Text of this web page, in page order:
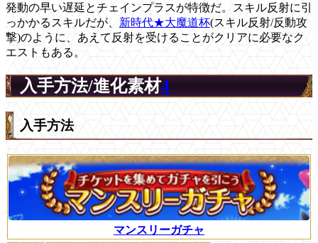
発動の早い遅延とチェインプラスが特徴だ。スキル反射に引
っかかるスキルだが、 新時代★大魔道杯(スキル反射/反動攻
撃)のように、あえて反射を受けることがクリアに必要なク
エストもある。
入手方法/進化素材4
入手方法
マンスリーガチャ